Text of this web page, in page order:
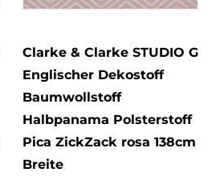
Clarke & Clarke STUDIO G
Englischer Dekostoff
Baumwollstoff
Halbpanama Polsterstoff
Pica ZickZack rosa 138cm
Breite